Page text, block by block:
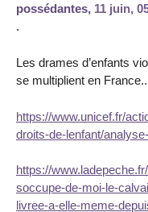
possédantes, 11 juin,
.
Les drames d’enfants
se multiplient en
https://www.unicef.fr/
droits-de-lenfant/
https://
soccupe-de-moi-le-
livree-a-elle-meme-